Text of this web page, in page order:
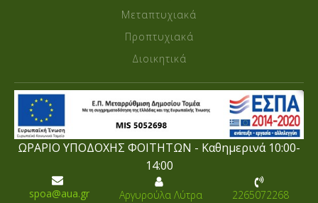
Μεταπτυχιακά
Προπτυχιακά
Διοικητικά
ΩΡΑΡΙΟ ΥΠΟΔΟΧΗΣ ΦΟΙΤΗΤΩΝ - Καθημερινά 10:00-
14:00
spoa@aua.gr Αργυρούλα Λύτρα 2265072268